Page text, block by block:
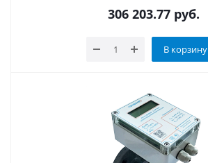
306 203.77руб.
В корзину